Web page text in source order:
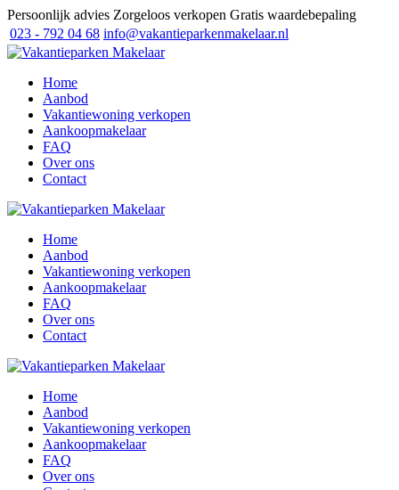
Persoonlijk advies Zorgeloos verkopen Gratis waardebepaling
023 - 792 04 68 info@vakantieparkenmakelaar.nl
Home
Aanbod
Vakantiewoning verkopen
Aankoopmakelaar
FAQ
Over ons
Contact
Home
Aanbod
Vakantiewoning verkopen
Aankoopmakelaar
FAQ
Over ons
Contact
Home
Aanbod
Vakantiewoning verkopen
Aankoopmakelaar
FAQ
Over ons